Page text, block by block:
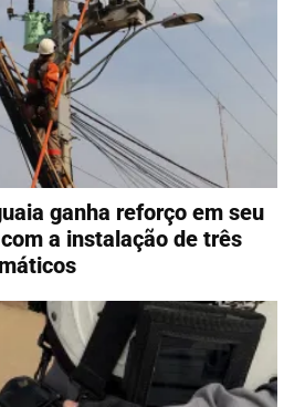
ganha reforço em seu
a instalação de três